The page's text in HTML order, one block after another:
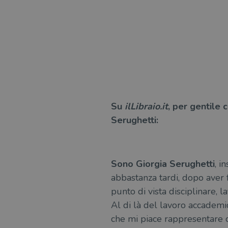
Su ilLibraio.it, per gentile
Serughetti:
Sono Giorgia Serughetti,
abbastanza tardi, dopo
punto di vista disciplinare,
Al di là del lavoro
che mi piace
_fbp
Meta
VISITOR_INFO1_LIVE